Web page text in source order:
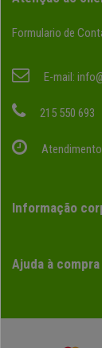
Formulario de
E-mail:
215 550 693
Informação
Ajuda à compra